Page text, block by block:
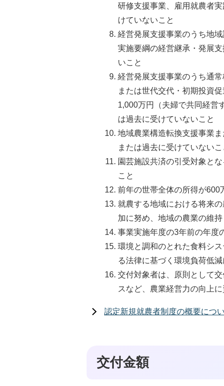
研修支援事業、雇用就農者
けていないこと
経営発展支援事業のうち地
実施要綱の経営継承・発展
いこと
経営発展支援事業のうち通
または世代交代・初期投資
1,000万円（夫婦で共同経営
は過去に受けていないこと
地域農業構造転換支援事業
または過去に受けていないこ
園芸施設共済の引受対象と
こと
前年の世帯全体の所得が600
就農する地域における将来
加に努め、地域の農業の維
事業実施年度の3年前の年度
環境と調和のとれた食料シ
る法律に基づく環境負荷低
交付対象者は、原則として
スなど、農業経営力の向上
認定新規就農者制度の概要につ
交付金額